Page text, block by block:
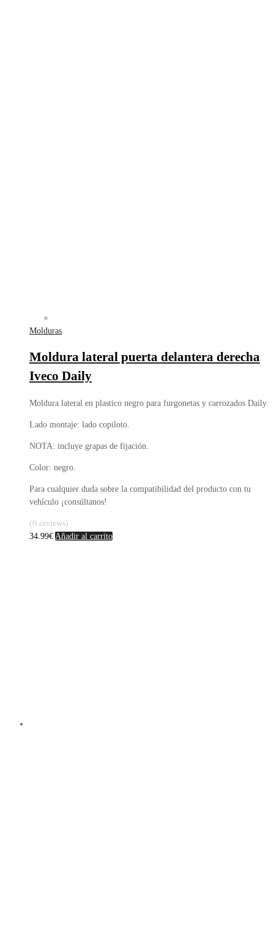
Molduras
Moldura lateral puerta delantera derecha
Iveco Daily
Moldura lateral en plastico negro para furgonetas y carrozados Daily.
Lado montaje: lado copiloto.
NOTA: incluye grapas de fijación.
Color: negro.
Para cualquier duda sobre la compatibilidad del producto con tu
vehículo ¡consúltanos!
(0 reviews)
34.99€ Añadir al carrito